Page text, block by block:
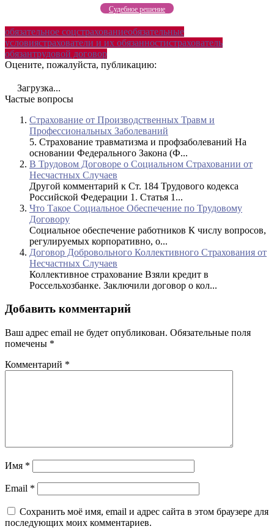
Судебное решение
обязательное соцстрахованиеобязательные
условиястрахователи и их обязанностистрахователь
обязантрудовой договор
Оцените, пожалуйста, публикацию:
Загрузка...
Частые вопросы
Страхование от Производственных Травм и
Профессиональных Заболеваний
5. Страхование травматизма и профзаболеваний На
основании Федерального Закона (Ф...
В Трудовом Договоре о Социальном Страховании от
Несчастных Случаев
Другой комментарий к Ст. 184 Трудового кодекса
Российской Федерации 1. Статья 1...
Что Такое Социальное Обеспечение по Трудовому
Договору
Социальное обеспечение работников К числу вопросов,
регулируемых корпоративно, о...
Договор Добровольного Коллективного Страхования от
Несчастных Случаев
Коллективное страхование Взяли кредит в
Россельхозбанке. Заключили договор о кол...
Добавить комментарий
Ваш адрес email не будет опубликован. Обязательные поля
помечены *
Комментарий *
Имя *
Email *
Сохранить моё имя, email и адрес сайта в этом браузере для
последующих моих комментариев.